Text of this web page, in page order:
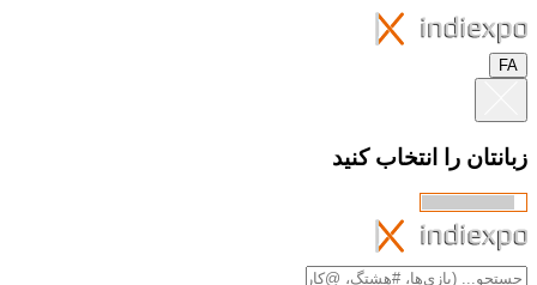
FA
زبانتان را انتخاب کنید